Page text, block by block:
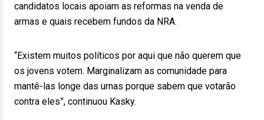
candidatos locais apoiam as reformas na venda de
armas e quais recebem fundos da NRA.
“Existem muitos políticos por aqui que não querem que
os jovens votem. Marginalizam as comunidade para
mantê-las longe das urnas porque sabem que votarão
contra eles”, continuou Kasky.